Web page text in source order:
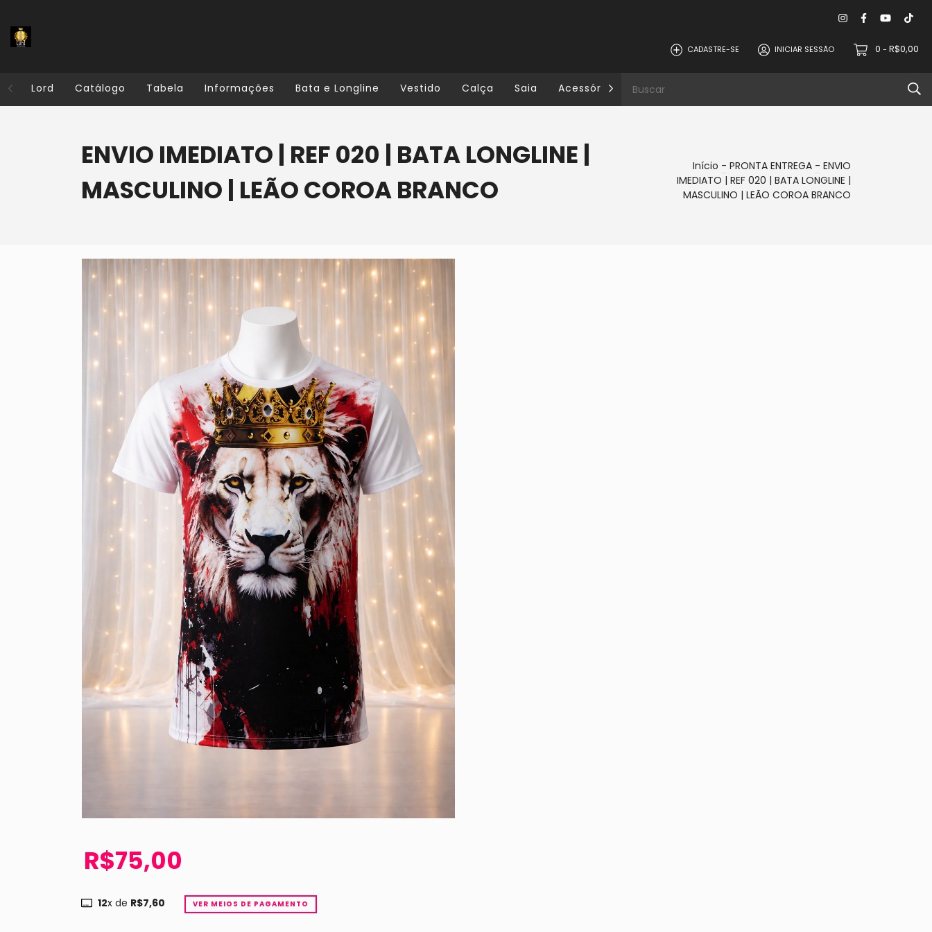
CADASTRE-SE INICIAR SESSÃO 0 - R$0,00
Lord Catálogo Tabela Informações Bata e Longline Vestido Calça Saia Acessórios PROMOÇÕES
ENVIO IMEDIATO | REF 020 | BATA LONGLINE |
MASCULINO | LEÃO COROA BRANCO
Início - PRONTA ENTREGA - ENVIO
IMEDIATO | REF 020 | BATA LONGLINE |
MASCULINO | LEÃO COROA BRANCO
R$75,00
12x de R$7,60 VER MEIOS DE PAGAMENTO